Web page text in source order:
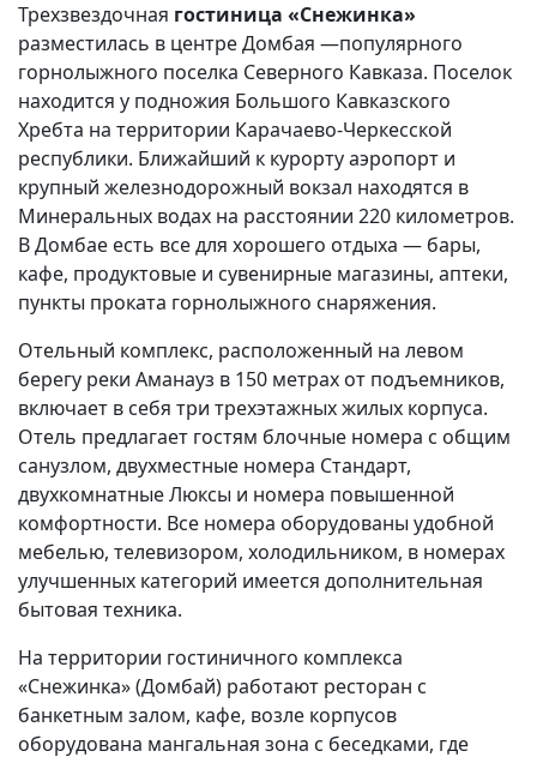
Трехзвездочная гостиница «Снежинка»
разместилась в центре Домбая —популярного
горнолыжного поселка Северного Кавказа. Поселок
находится у подножия Большого Кавказского
Хребта на территории Карачаево-Черкесской
республики. Ближайший к курорту аэропорт и
крупный железнодорожный вокзал находятся в
Минеральных водах на расстоянии 220 километров.
В Домбае есть все для хорошего отдыха — бары,
кафе, продуктовые и сувенирные магазины, аптеки,
пункты проката горнолыжного снаряжения.
Отельный комплекс, расположенный на левом
берегу реки Аманауз в 150 метрах от подъемников,
включает в себя три трехэтажных жилых корпуса.
Отель предлагает гостям блочные номера с общим
санузлом, двухместные номера Стандарт,
двухкомнатные Люксы и номера повышенной
комфортности. Все номера оборудованы удобной
мебелью, телевизором, холодильником, в номерах
улучшенных категорий имеется дополнительная
бытовая техника.
На территории гостиничного комплекса
«Снежинка» (Домбай) работают ресторан с
банкетным залом, кафе, возле корпусов
оборудована мангальная зона с беседками, где